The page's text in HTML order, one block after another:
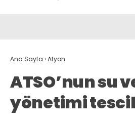
Ana Sayfa ›Afyon
ATSO’nun su
yönetimi